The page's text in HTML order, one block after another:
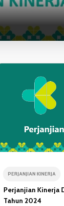
PERJANJIAN KINERJA
Perjanjian Kinerja
Tahun 2024